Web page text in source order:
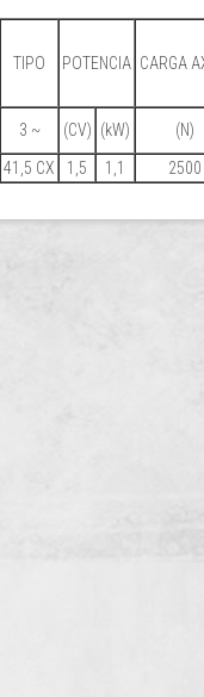
TIPO POTENCIA CARGA
3 ~ (CV) (kW)
(N)
41,5 CX
1,5 1,1 2500